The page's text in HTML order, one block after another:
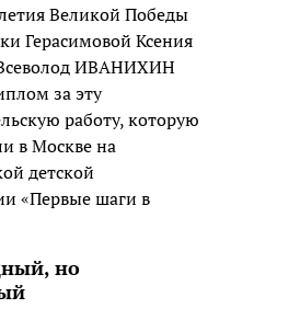
Великой Победы
Герасимовой Ксения
ИВАНИХИН
за эту
работу, которую
в Москве на
детской
«Первые шаги в
но